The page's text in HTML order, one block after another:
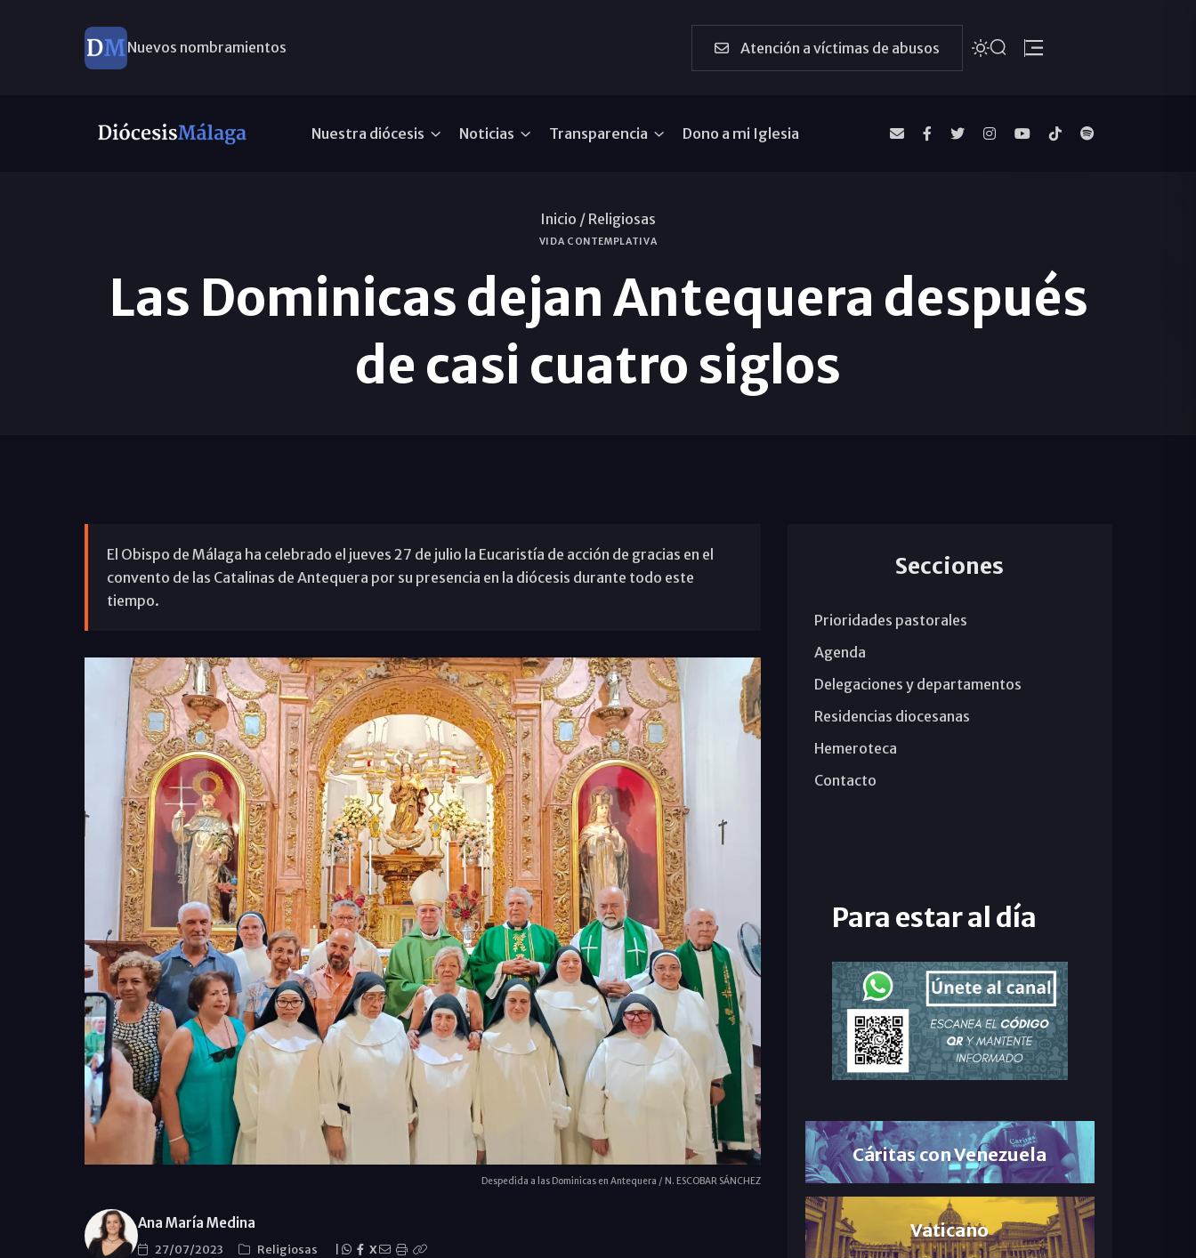
Nuevos nombramientos Atención a víctimas de abusos
Nuestra diócesis Noticias Transparencia Dono a mi Iglesia
Inicio / Religiosas
VIDA CONTEMPLATIVA
Las Dominicas dejan Antequera después
de casi cuatro siglos
El Obispo de Málaga ha celebrado el jueves 27 de julio la Eucaristía de acción de gracias en el
convento de las Catalinas de Antequera por su presencia en la diócesis durante todo este
tiempo.
Despedida a las Dominicas en Antequera / N. ESCOBAR SÁNCHEZ
Ana María Medina
27/07/2023 Religiosas X
Secciones
Prioridades pastorales
Agenda
Delegaciones y departamentos
Residencias diocesanas
Hemeroteca
Contacto
Para estar al día
Cáritas con Venezuela
Vaticano